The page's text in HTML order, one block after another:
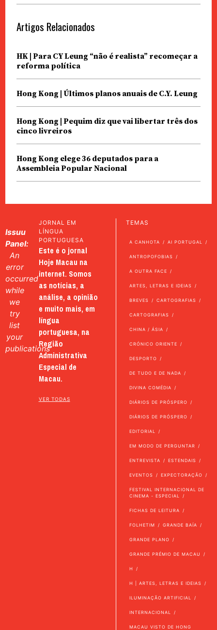
Artigos Relacionados
HK | Para CY Leung “não é realista” recomeçar a
reforma política
Hong Kong | Últimos planos anuais de C.Y. Leung
Hong Kong | Pequim diz que vai libertar três dos
cinco livreiros
Hong Kong elege 36 deputados para a
Assembleia Popular Nacional
Issuu
Panel:
An
error
occurred
while
we
try
list
your
publications
JORNAL EM
LÍNGUA
PORTUGUESA
Este é o jornal
Hoje Macau na
internet. Somos
as notícias, a
análise, a opinião
e muito mais, em
língua
portuguesa, na
Região
Administrativa
Especial de
Macau.
VER TODAS
TEMAS
A CANHOTA AI PORTUGAL
ANTROPOFOBIAS
A OUTRA FACE
ARTES, LETRAS E IDEIAS
BREVES CARTOGRAFIAS
CARTOGRAFIAS
CHINA / ÁSIA
CRÓNICO ORIENTE
DESPORTO
DE TUDO E DE NADA
DIVINA COMÉDIA
DIÁRIOS DE PRÓSPERO
DIÁRIOS DE PRÓSPERO
EDITORIAL
EM MODO DE PERGUNTAR
ENTREVISTA ESTENDAIS
EVENTOS EXPECTORAÇÃO
FESTIVAL INTERNACIONAL DE
CINEMA - ESPECIAL
FICHAS DE LEITURA
FOLHETIM GRANDE BAÍA
GRANDE PLANO
GRANDE PRÉMIO DE MACAU
H
H | ARTES, LETRAS E IDEIAS
ILUMINAÇÃO ARTIFICIAL
INTERNACIONAL
MACAU VISTO DE HONG